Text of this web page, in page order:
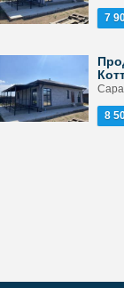
7
8